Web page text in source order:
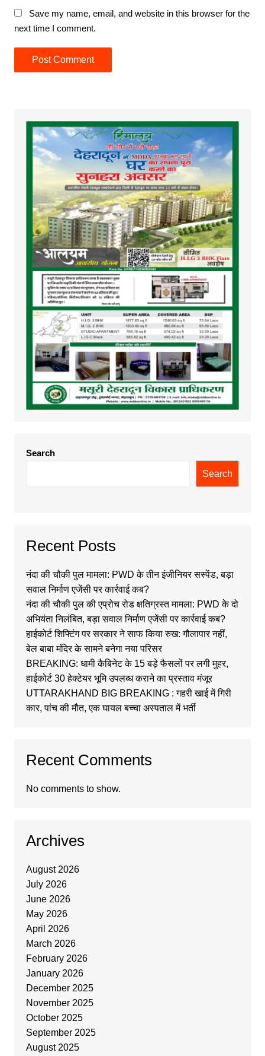
Save my name, email, and website in this browser for the
next time I comment.
Search
Search
Recent Posts
नंदा की चौकी पुल मामला: PWD के तीन इंजीनियर सस्पेंड, बड़ा
सवाल निर्माण एजेंसी पर कार्रवाई कब?
नंदा की चौकी पुल की एप्रोच रोड क्षतिग्रस्त मामला: PWD के दो
अभियंता निलंबित, बड़ा सवाल निर्माण एजेंसी पर कार्रवाई कब?
हाईकोर्ट शिफ्टिंग पर सरकार ने साफ किया रुख: गौलापार नहीं,
बेल बाबा मंदिर के सामने बनेगा नया परिसर
BREAKING: धामी कैबिनेट के 15 बड़े फैसलों पर लगी मुहर,
हाईकोर्ट 30 हेक्टेयर भूमि उपलब्ध कराने का प्रस्ताव मंजूर
UTTARAKHAND BIG BREAKING : गहरी खाई में गिरी
कार, पांच की मौत, एक घायल बच्चा अस्पताल में भर्ती
Recent Comments
No comments to show.
Archives
August 2026
July 2026
June 2026
May 2026
April 2026
March 2026
February 2026
January 2026
December 2025
November 2025
October 2025
September 2025
August 2025